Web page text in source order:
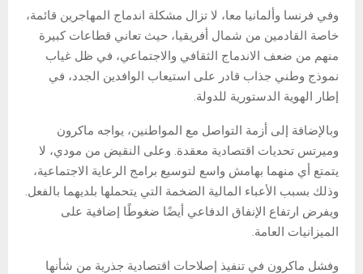
وفي فرنسا وألمانيا معا، لا تزال مشكلة اندماج المهاجرين قائمة،
خاصة القادمين من شمال أفريقيا، حيث تعاني قطاعات كبيرة
منهم من ضعف الاندماج الثقافي والاجتماعي، في ظل غياب
نموذج وطني جذاب قادر على استيعاب الوافدين الجدد، في
إطار الهوية الدستورية للدولة.
وبالإضافة إلى أزمة التواصل مع المواطنين، يواجه ماكرون
وميرتس تحديات اقتصادية معقدة. وعلى النقيض من مودي، لا
يتمتع أي منهما بهامش واسع لتوسيع برامج الرعاية الاجتماعية،
وذلك بسبب الأعباء المالية الضخمة التي يتحملها بلديهما بالفعل.
ويفرض ارتفاع الإنفاق الدفاعي أيضًا ضغوطًا إضافية على
الميزانيات العامة.
وفشل ماكرون في تنفيذ إصلاحات اقتصادية جذرية من شأنها